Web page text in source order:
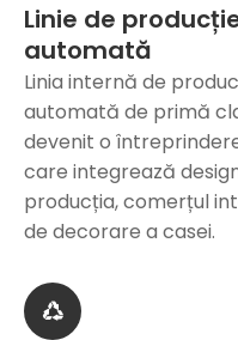
Linie de
automată
Linia internă de
automată de primă
devenit o
care integrează
producția, comerțul
de decorare a casei.